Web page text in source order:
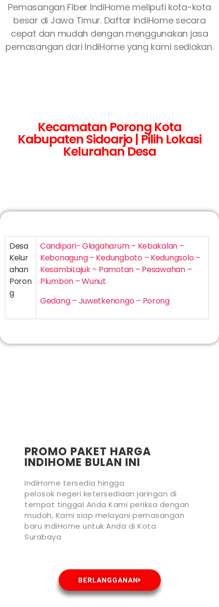
Pemasangan Fiber IndiHome meliputi kota-kota
besar di Jawa Timur. Daftar IndiHome secara
cepat dan mudah dengan menggunakan jasa
pemasangan dari IndiHome yang kami sediakan.
Kecamatan Porong Kota
Kabupaten Sidoarjo | Pilih Lokasi
Kelurahan Desa
Desa
Kelur
ahan
Poron
g
Candipari- Glagaharum – Kebakalan –
Kebonagung – Kedungboto – Kedungsolo –
KesambiLajuk – Pamotan – Pesawahan –
Plumbon – Wunut
Gedang – Juwetkenongo – Porong
PROMO PAKET HARGA
INDIHOME BULAN INI
IndiHome tersedia hingga
pelosok negeri ketersediaan jaringan di
tempat tinggal Anda Kami periksa dengan
mudah, Kami siap melayani pemasangan
baru IndiHome untuk Anda di Kota
Surabaya
BERLANGGANAN